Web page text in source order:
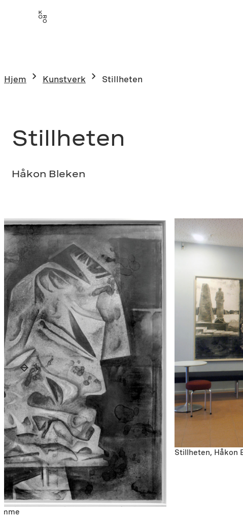
Hjem Kunstverk Stillheten
Stillheten
Håkon Bleken
Stillheten, Håkon